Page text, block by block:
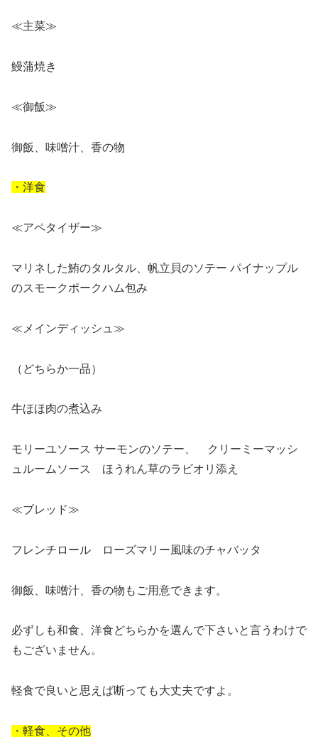
≪主菜≫
鰻蒲焼き
≪御飯≫
御飯、味噌汁、香の物
・洋食
≪アペタイザー≫
マリネした鮪のタルタル、帆立貝のソテー パイナップル
のスモークポークハム包み
≪メインディッシュ≫
（どちらか一品）
牛ほほ肉の煮込み
モリーユソース サーモンのソテー、 クリーミーマッシ
ュルームソース ほうれん草のラビオリ添え
≪ブレッド≫
フレンチロール ローズマリー風味のチャバッタ
御飯、味噌汁、香の物もご用意できます。
必ずしも和食、洋食どちらかを選んで下さいと言うわけで
もございません。
軽食で良いと思えば断っても大丈夫ですよ。
・軽食、その他